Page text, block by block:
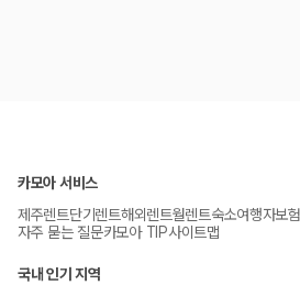
카모아 서비스
제주렌트단기렌트해외렌트월렌트숙소여행자보험
자주 묻는 질문카모아 TIP사이트맵
국내 인기 지역